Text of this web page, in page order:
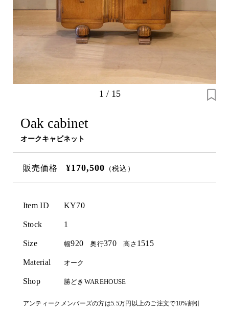
1 / 15
Oak cabinet
オークキャビネット
販売価格¥170,500 （税込）
Item ID KY70
Stock 1
Size 幅920 奥行370高さ 1515
Material オーク
Shop 勝どきWAREHOUSE
アンティークメンバーズの方は5.5万円以上のご注文で10%割引